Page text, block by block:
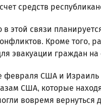
средств
в этой связи
Кроме того,
эвакуации граждан на
февраля США и
США, которые
вовремя вернуться